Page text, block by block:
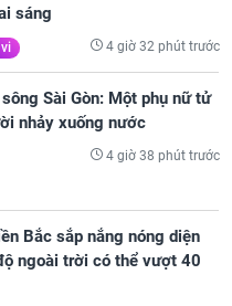
sáng
4 giờ 32 phút trước
Sài Gòn: Một phụ nữ tử
nhảy xuống nước
4 giờ 38 phút trước
Bắc sắp nắng nóng diện
ngoài trời có thể vượt 40